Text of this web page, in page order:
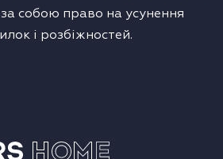
собою право на усунення
і розбіжностей.